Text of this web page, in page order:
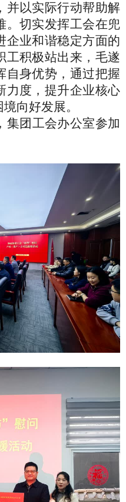
并以实际行动帮助解
。切实发挥工会在兜
企业和谐稳定方面的
工积极站出来，毛遂
自身优势，通过把握
力度，提升企业核心
向好发展。
团工会办公室参加